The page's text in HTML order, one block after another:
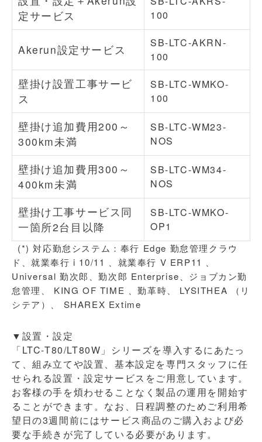
定サービス
100
Akerun設定サービス
SB-LTC-AKRN-
100
壁掛け設置工事サービ
ス
SB-LTC-WMKO-
100
壁掛け追加費用200～
300km未満
SB-LTC-WM23-
NOS
壁掛け追加費用300～
400km未満
SB-LTC-WM34-
NOS
壁掛け工事サービス同
一箇所2台目以降
SB-LTC-WMKO-
OP1
(*) 対応勤怠システム：奉行 Edge 勤怠管理クラウ
ド、就業奉行 i 10/11 、就業奉行 V ERP11 、
Universal 勤次郎、勤次郎 Enterprise、ジョブカン勤
怠管理、 KING OF TIME 、勤革時、 LYSITHEA （リ
シテア）、 SHAREX Extime
▼設置・設定
「LTC-T80/LT80W」シリーズを導入するにあたっ
て、組み立てや設置、基本設定を専門スタッフに任
せられる設置・設定サービスをご用意しています。
お客様の手を煩わせることなく製品の運用を開始す
ることができます。なお、日程調整のためご利用希
望日の3週間前にはサービス商品のご購入および必
要な手続きが完了している必要があります。